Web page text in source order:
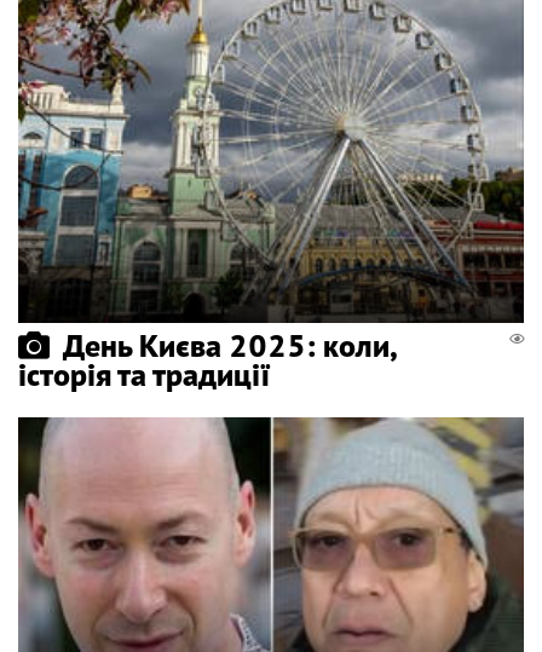
День Києва 2025: коли,
історія та традиції